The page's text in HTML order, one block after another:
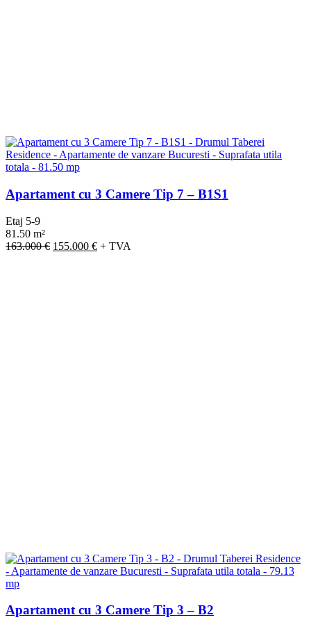
Apartament cu 3 Camere Tip 7 – B1S1
Etaj 5-9
81.50 m²
163.000€ Prețul
155.000 €Prețul
+ TVA
Apartament cu 3 Camere Tip 3 – B2